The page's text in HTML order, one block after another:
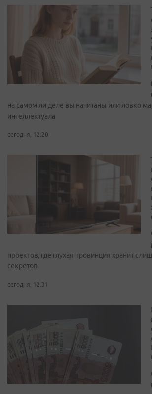
на самом ли деле вы начитаны или ловко
интеллектуала
сегодня, 12:20
проектов, где глухая провинция хранит
секретов
сегодня, 12:31